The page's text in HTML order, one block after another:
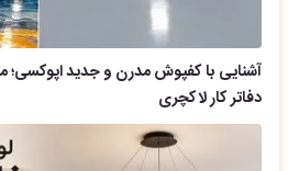
آشنایی با کفپوش مدرن و جدید
دفاتر کار لاکچری